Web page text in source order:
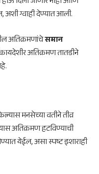
अशी ग्वाही देण्यात आली.
अतिक्रमणांचेसमान
अतिक्रमण तातडीने
मनसेच्या वतीने तीव्र
अतिक्रमण हटविण्याची
येईल, असा स्पष्ट इशाराही